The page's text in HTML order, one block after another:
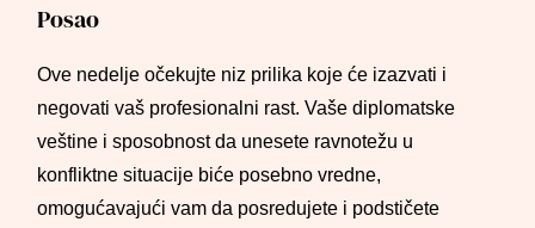
Posao
Ove nedelje očekujte niz prilika koje će izazvati i
negovati vaš profesionalni rast. Vaše diplomatske
veštine i sposobnost da unesete ravnotežu u
konfliktne situacije biće posebno vredne,
omogućavajući vam da posredujete i podstičete